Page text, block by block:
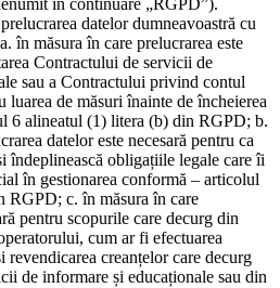
în continuare „RGPD”).
datelor dumneavoastră cu
în măsura în care prelucrarea este
Contractului de servicii de
sau a Contractului privind contul
luarea de măsuri înainte de încheierea
6 alineatul (1) litera (b) din RGPD; b.
datelor este necesară pentru ca
îndeplinească obligațiile legale care îi
în gestionarea conformă – articolul
RGPD; c. în măsura în care
pentru scopurile care decurg din
cum ar fi efectuarea
revendicarea creanțelor care decurg
de informare și educaționale sau din